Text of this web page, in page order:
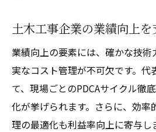
土木工事企業の業績向上
業績向上の要素には、確かな技
実なコスト管理が不可欠です。代
て、現場ごとのPDCAサイクル徹
化が挙げられます。さらに、効率
理の最適化も利益率向上に寄与し